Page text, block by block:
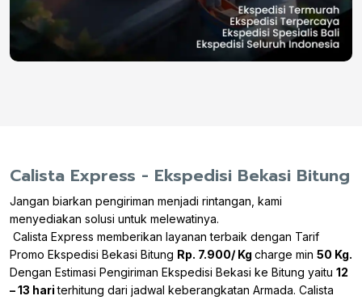
Calista Express - Ekspedisi Bekasi Bitung
Jangan biarkan pengiriman menjadi rintangan, kami
menyediakan solusi untuk melewatinya.
Calista Express memberikan layanan terbaik dengan Tarif
Promo Ekspedisi Bekasi Bitung Rp. 7.900/ Kg charge min 50 Kg.
Dengan Estimasi Pengiriman Ekspedisi Bekasi ke Bitung yaitu 12
– 13 hariterhitung dari jadwal keberangkatan Armada. Calista